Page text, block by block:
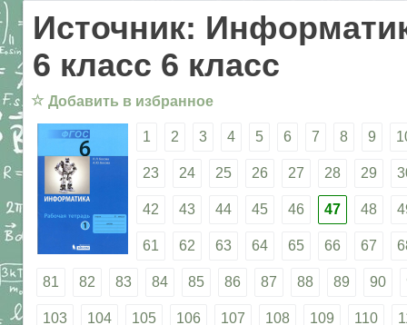
Источник:
6 класс 6 класс
☆ Добавить в избранное
1 2 3 4 5 6 7 8 9
23 24 25 26 27 28 29
42 43 44 45 46 47 48
61 62 63 64 65 66 67
81 82 83 84 85 86 87 88 89 90
103 104 105 106 107 108 109 110